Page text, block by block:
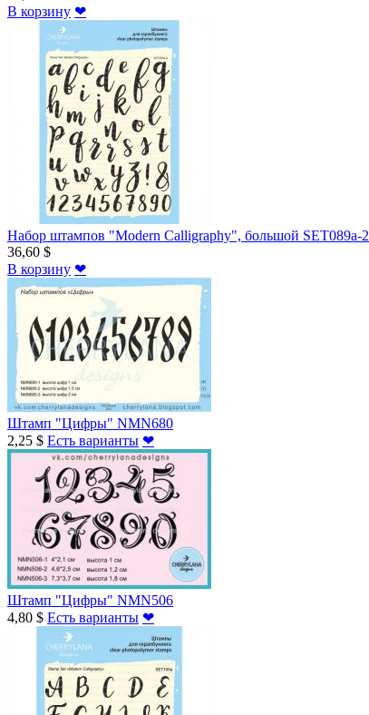
В корзину ❤
Набор штампов "Modern Calligraphy", большой SET089a-2
36,60 $
В корзину ❤
Штамп "Цифры" NMN680
2,25 $ Есть варианты ❤
Штамп "Цифры" NMN506
4,80 $ Есть варианты ❤